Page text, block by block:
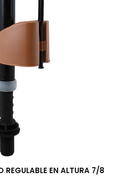
REGULABLE EN ALTURA 7/8